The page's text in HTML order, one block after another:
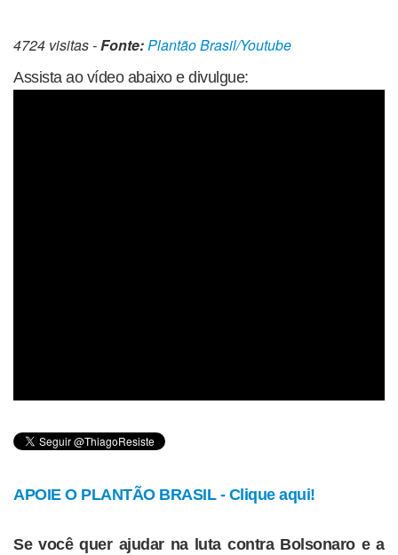
4724 visitas -Fonte:Plantão Brasil/Youtube
Assista ao vídeo abaixo e divulgue:
APOIE O PLANTÃO BRASIL - Clique aqui!
Se você quer ajudar na luta contra Bolsonaro e a